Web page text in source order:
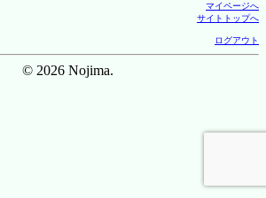
マイページへ
サイトトップへ
ログアウト
© 2026 Nojima.